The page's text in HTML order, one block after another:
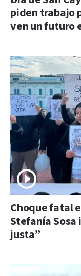
piden trabajo
ven un futuro
Choque fatal
Stefanía Sosa
justa”